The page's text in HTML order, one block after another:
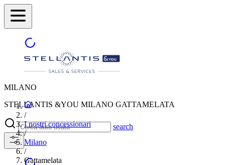
MILANO
STELLANTIS &YOU MILANO GATTAMELATA
search
/
I nostri concessionari
/
Milano
/
Gattamelata